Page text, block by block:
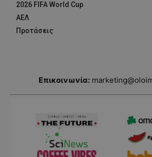
2026 FIFA World Cup
ΑΕΛ
Προτάσεις
Επικοινωνία: